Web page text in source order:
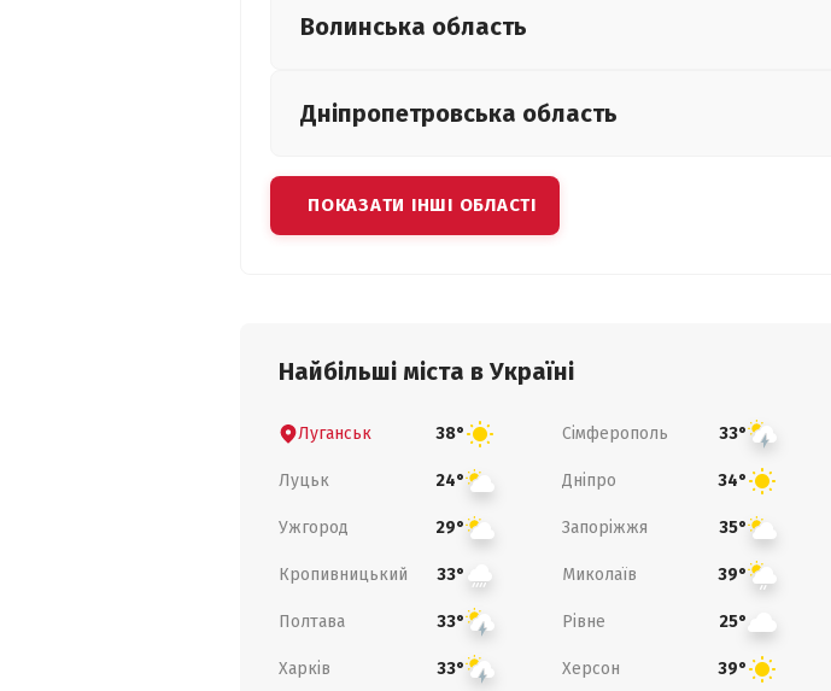
Волинська область
Дніпропетровська область
ПОКАЗАТИ ІНШІ ОБЛАСТІ
Найбільші міста в Україні
Луганськ 38° Сімферополь 33°
Луцьк 24° Дніпро 34°
Ужгород 29° Запоріжжя 35°
Кропивницький 33° Миколаїв 39°
Полтава 33° Рівне 25°
Харків 33° Херсон 39°